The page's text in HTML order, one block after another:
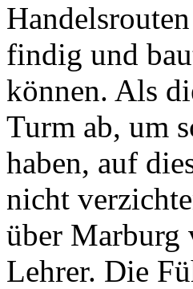
findig und
können. Als
Turm ab, um
haben, auf
nicht
über Marburg
Lehrer. Die